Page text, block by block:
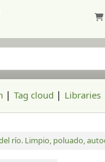
Tag cloud Libraries
río. Limpio, poluado,